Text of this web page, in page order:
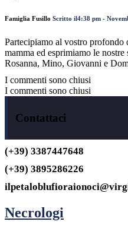
Famiglia Fusillo Scritto il4:38 pm -
Partecipiamo al vostro profondo
mamma ed esprimiamo le nostre
Rosanna, Mino, Giovanni e
I commenti sono chiusi
I commenti sono chiusi
Contattaci
(+39) 3387447648
(+39) 3895286226
Necrologi